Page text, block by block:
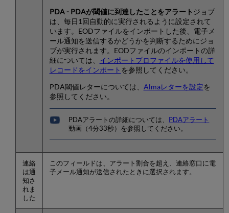
PDA - PDAが閾値に到達したことをアラート ジョブ
は、毎日1回自動的に実行されるように設定されて
います。EODファイルをインポートした後、電子メ
ール通知を送信するかどうかを判断するためにジョ
ブが実行されます。EODファイルのインポートの詳
細については、 インポートプロファイルを使用して
レコードをインポート を参照してください。
PDA閾値レターについては、 Almaレターを設定を
参照してください。
PDAアラートの詳細については、 PDAアラート
動画（4分33秒）を参照してください。
連絡
は通
知さ
れま
した
このフィールドは、アラート割合を超え、連絡窓口に電
子メール通知が送信されたときに選択されます。